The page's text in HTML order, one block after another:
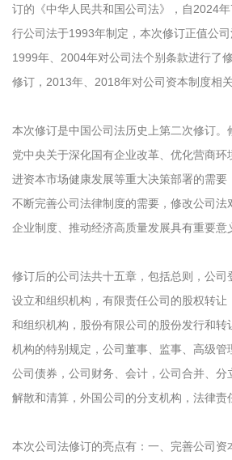
订的《中华人民共和国公司法》，自2024
行公司法于1993年制定，本次修订正值公司
1999年、2004年对公司法个别条款进行了
修订，2013年、2018年对公司资本制度相
本次修订是中国公司法历史上第二次修订。
党中央关于深化国有企业改革、优化营商环
进资本市场健康发展等重大决策部署的需要
不断完善公司法律制度的需要，修改公司法
企业制度、推动经济高质量发展具有重要意
修订后的公司法共十五章，包括总则，公司
设立和组织机构，有限责任公司的股权转让
和组织机构，股份有限公司的股份发行和转
机构的特别规定，公司董事、监事、高级管
公司债券，公司财务、会计，公司合并、分
解散和清算，外国公司的分支机构，法律责
本次公司法修订的亮点有：一、完善公司资